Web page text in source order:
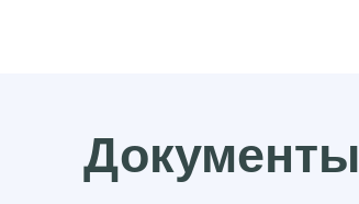
Документы